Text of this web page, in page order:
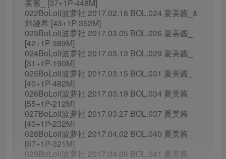
美酱_ [37+1P-448M]
022BoLoli波萝社 2017.02.18 BOL.024 夏美酱_&
刘娅希 [43+1P-352M]
023BoLoli波萝社 2017.03.05 BOL.026 夏美酱_
[42+1P-389M]
024BoLoli波萝社 2017.03.13 BOL.029 夏美酱_
[31+1P-190M]
025BoLoli波萝社 2017.03.15 BOL.031 夏美酱_
[40+1P-482M]
026BoLoli波萝社 2017.03.19 BOL.034 夏美酱_
[55+1P-212M]
027BoLoli波萝社 2017.03.27 BOL.037 夏美酱_
[40+1P-232M]
028BoLoli波萝社 2017.04.02 BOL.040 夏美酱_
[87+1P-321M]
029BoLoli波萝社 2017.04.06 BOL.041 夏美酱_